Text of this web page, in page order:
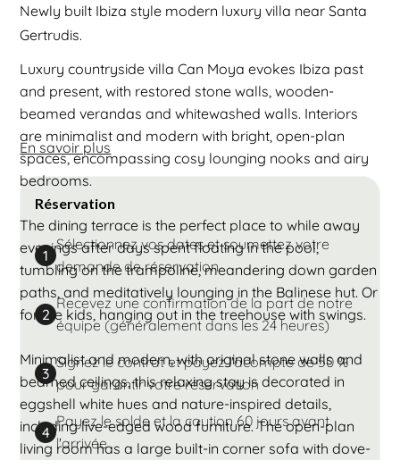
Newly built Ibiza style modern luxury villa near Santa
Gertrudis.
Luxury countryside villa Can Moya evokes Ibiza past
and present, with restored stone walls, wooden-
beamed verandas and whitewashed walls. Interiors
are minimalist and modern with bright, open-plan
spaces, encompassing cosy lounging nooks and airy
bedrooms.
The dining terrace is the perfect place to while away
evenings after days spent floating in the pool,
tumbling on the trampoline, meandering down garden
paths, and meditatively lounging in the Balinese hut. Or
for the kids, hanging out in the treehouse with swings.
Minimalist and modern, with original stone walls and
beamed ceilings, this relaxing stay is decorated in
eggshell white hues and nature-inspired details,
including live-edged wood furniture. The open-plan
living room has a large built-in corner sofa with dove-
En savoir plus
Réservation
1
Sélectionnez vos dates et soumettez votre
demande de réservation
2
Recevez une confirmation de la part de notre
équipe (généralement dans les 24 heures)
3
Signez le contrat et payez l'acompte de 50 %
pour garantir votre réservation
4
Payez le solde et la caution 60 jours avant
l'arrivée